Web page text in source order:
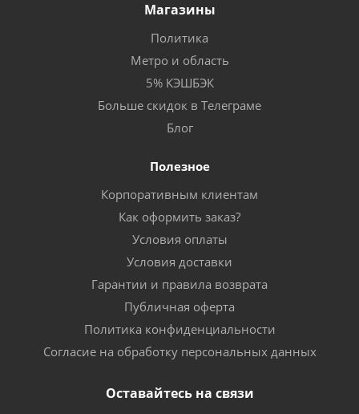
Магазины
Политика
Метро и область
5% КЭШБЭК
Больше скидок в Телеграме
Блог
Полезное
Корпоративным клиентам
Как оформить заказ?
Условия оплаты
Условия доставки
Гарантии и правила возврата
Публичная оферта
Политика конфиденциальности
Согласие на обработку персональных данных
Оставайтесь на связи